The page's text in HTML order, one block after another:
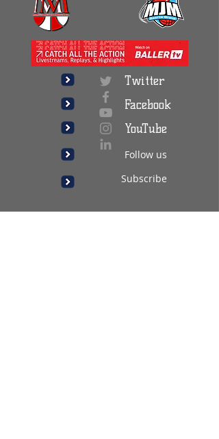
Twitter
Facebook
YouTube
Follow us
Subscribe